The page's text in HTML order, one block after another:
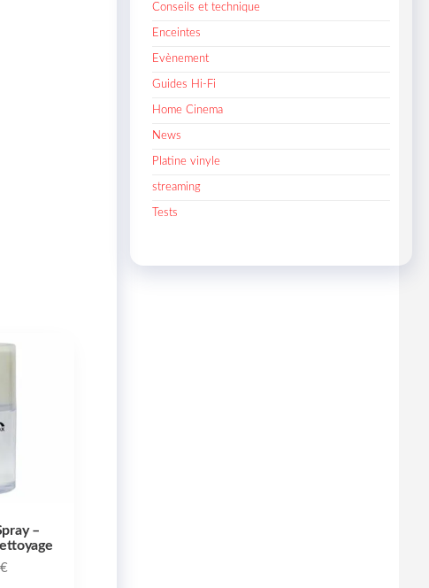
–
€
Conseils et technique
Enceintes
Evènement
Guides Hi-Fi
Home Cinema
News
Platine vinyle
streaming
Tests